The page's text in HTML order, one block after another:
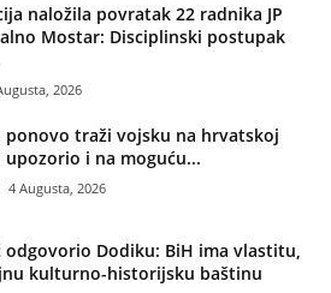
naložila povratak 22 radnika JP
Mostar: Disciplinski postupak
2026
ponovo traži vojsku na hrvatskoj
upozorio i na moguću...
4 Augusta, 2026
odgovorio Dodiku: BiH ima vlastitu,
kulturno-historijsku baštinu